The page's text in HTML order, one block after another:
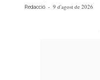
Redacció - 9 d'agost de 2026